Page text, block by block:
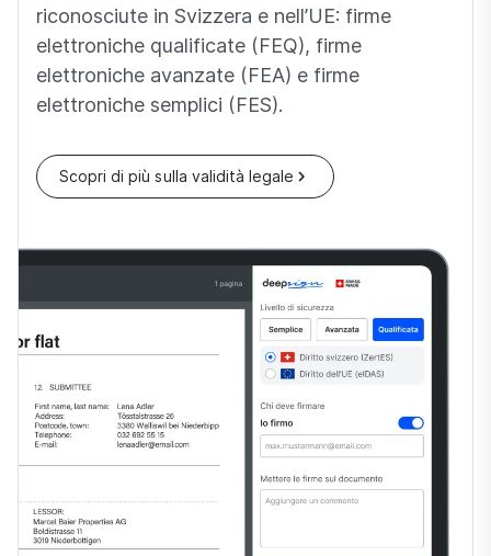
riconosciute in Svizzera e nell’UE: firme
elettroniche qualificate (FEQ), firme
elettroniche avanzate (FEA) e firme
elettroniche semplici (FES).
Scopri di più sulla validità legale